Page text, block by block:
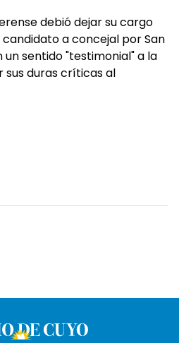
debió dejar su cargo
a concejal por San
un sentido "testimonial" a la
sus duras críticas al